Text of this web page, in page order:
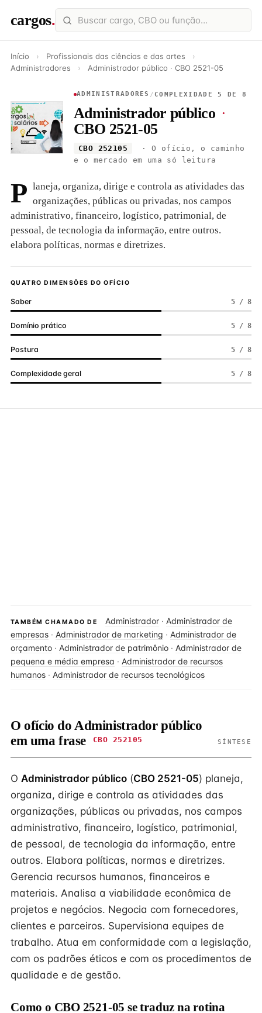
cargos.
Início › Profissionais das ciências e das artes
›
Administradores
› Administrador público · CBO 2521-05
ADMINISTRADORES / COMPLEXIDADE 5 DE 8
Administrador público ·
CBO 2521-05
CBO 252105
· O ofício, o caminho
e o mercado em uma só leitura
P laneja, organiza, dirige e controla as atividades das
organizações, públicas ou privadas, nos campos
administrativo, financeiro, logístico, patrimonial, de
pessoal, de tecnologia da informação, entre outros.
elabora políticas, normas e diretrizes.
QUATRO DIMENSÕES DO OFÍCIO
Saber 5 / 8
Domínio prático 5 / 8
Postura 5 / 8
Complexidade geral 5 / 8
TAMBÉM CHAMADO DE Administrador · Administrador de
empresas · Administrador de marketing · Administrador de
orçamento · Administrador de patrimônio · Administrador de
pequena e média empresa · Administrador de recursos
humanos · Administrador de recursos tecnológicos
O ofício do Administrador público
em uma frase
CBO 252105 SÍNTESE
O Administrador público (CBO 2521-05) planeja,
organiza, dirige e controla as atividades das
organizações, públicas ou privadas, nos campos
administrativo, financeiro, logístico, patrimonial,
de pessoal, de tecnologia da informação, entre
outros. Elabora políticas, normas e diretrizes.
Gerencia recursos humanos, financeiros e
materiais. Analisa a viabilidade econômica de
projetos e negócios. Negocia com fornecedores,
clientes e parceiros. Supervisiona equipes de
trabalho. Atua em conformidade com a legislação,
com os padrões éticos e com os procedimentos de
qualidade e de gestão.
Como o CBO 2521-05 se traduz na rotina